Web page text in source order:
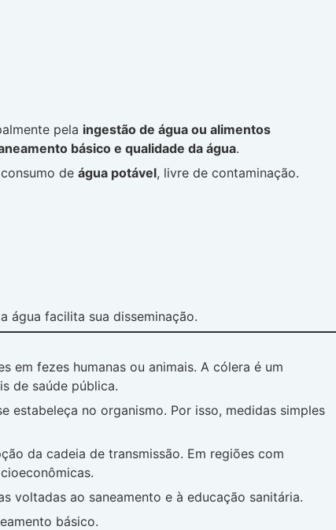
pela ingestão de água ou alimentos
básico e qualidade da água.
de água potável, livre de contaminação.
água facilita sua disseminação.
em fezes humanas ou animais. A cólera é um
de saúde pública.
estabeleça no organismo. Por isso, medidas simples
da cadeia de transmissão. Em regiões com
voltadas ao saneamento e à educação sanitária.
básico.